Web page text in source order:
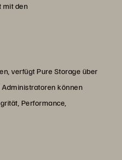
mit den
verfügt Pure Storage über
können
Performance,